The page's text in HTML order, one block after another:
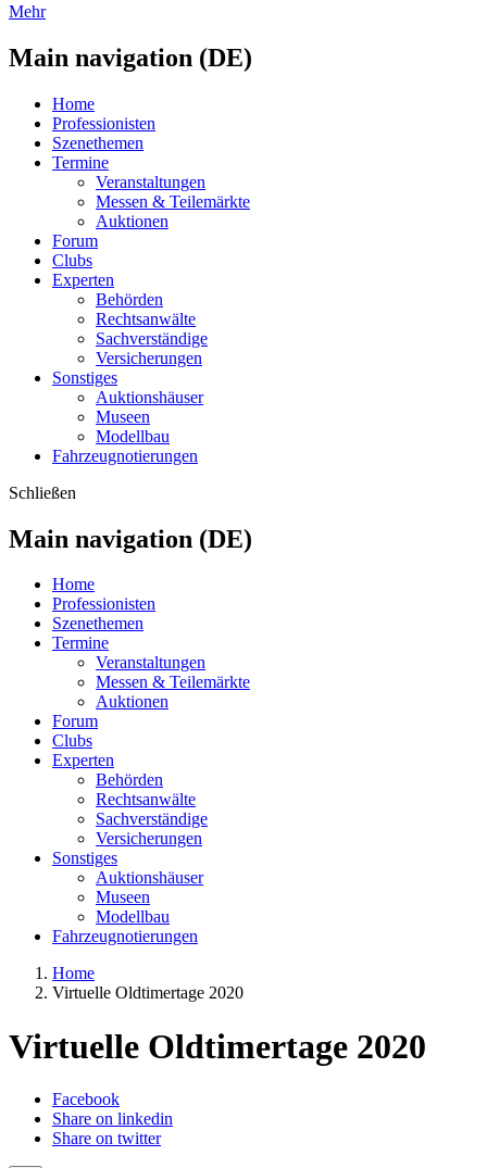
Mehr
Main navigation (DE)
Home
Professionisten
Szenethemen
Termine
Veranstaltungen
Messen & Teilemärkte
Auktionen
Forum
Clubs
Experten
Behörden
Rechtsanwälte
Sachverständige
Versicherungen
Sonstiges
Auktionshäuser
Museen
Modellbau
Fahrzeugnotierungen
Schließen
Main navigation (DE)
Home
Professionisten
Szenethemen
Termine
Veranstaltungen
Messen & Teilemärkte
Auktionen
Forum
Clubs
Experten
Behörden
Rechtsanwälte
Sachverständige
Versicherungen
Sonstiges
Auktionshäuser
Museen
Modellbau
Fahrzeugnotierungen
Home
Virtuelle Oldtimertage 2020
Virtuelle Oldtimertage 2020
Facebook
Share on linkedin
Share on twitter